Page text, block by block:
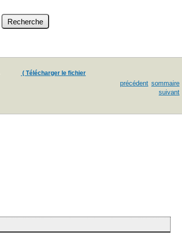
( Télécharger le fichier
précédent sommaire
suivant